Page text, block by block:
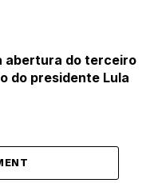
abertura do terceiro
do presidente Lula